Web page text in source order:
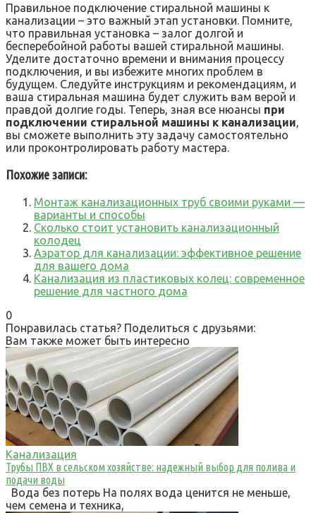
Правильное подключение стиральной машины к
канализации – это важный этап установки. Помните,
что правильная установка – залог долгой и
бесперебойной работы вашей стиральной машины.
Уделите достаточно времени и внимания процессу
подключения, и вы избежите многих проблем в
будущем. Следуйте инструкциям и рекомендациям, и
ваша стиральная машина будет служить вам верой и
правдой долгие годы. Теперь, зная все нюансы при
подключении стиральной машины к канализации,
вы сможете выполнить эту задачу самостоятельно
или проконтролировать работу мастера.
Похожие записи:
Монтаж канализационных труб своими руками —
варианты и способы
Сколько стоит установить канализационный
колодец
Аэратор для канализации: эффективное решение
для вашего дома
Канализация из пластиковых колец: современное
решение для частного дома
0
Понравилась статья? Поделиться с друзьями:
Вам также может быть интересно
Канализация
Трубы ПВХ в сельском хозяйстве: надежный выбор для полива и
подачи воды
Вода без потерь На полях вода ценится не меньше,
чем семена и техника,